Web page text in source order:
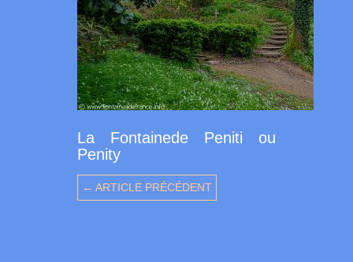
La Fontainede Peniti ou
Penity
← ARTICLE PRÉCÉDENT